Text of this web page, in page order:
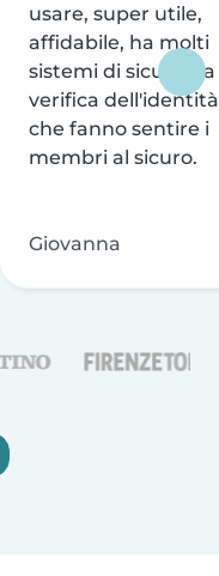
usare, super utile,
affidabile, ha molti
sistemi di sicurezza
verifica dell'identità
che fanno sentire i
membri al sicuro.
Giovanna